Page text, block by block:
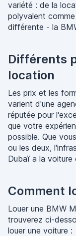
variété : de la
polyvalent comme
différente - la
Différents
location
Les prix et les
varient d'une
réputée pour
que votre
possible. Que
ou les deux,
Dubaï a la voiture
Comment
Louer une BMW
trouverez ci-
louer une voiture :